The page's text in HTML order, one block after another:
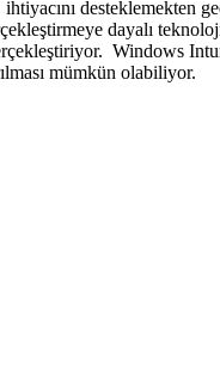
ihtiyacını desteklemekten
dayalı
Windows
mümkün olabiliyor.